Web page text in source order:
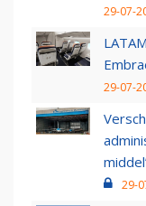
29-07-
29-07-
29-